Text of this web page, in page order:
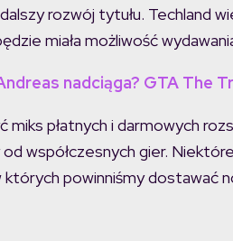
rozwój tytułu. Techland
miała możliwość
nadciąga? GTA The
miks płatnych i darmowych
współczesnych gier.
powinniśmy dostawać